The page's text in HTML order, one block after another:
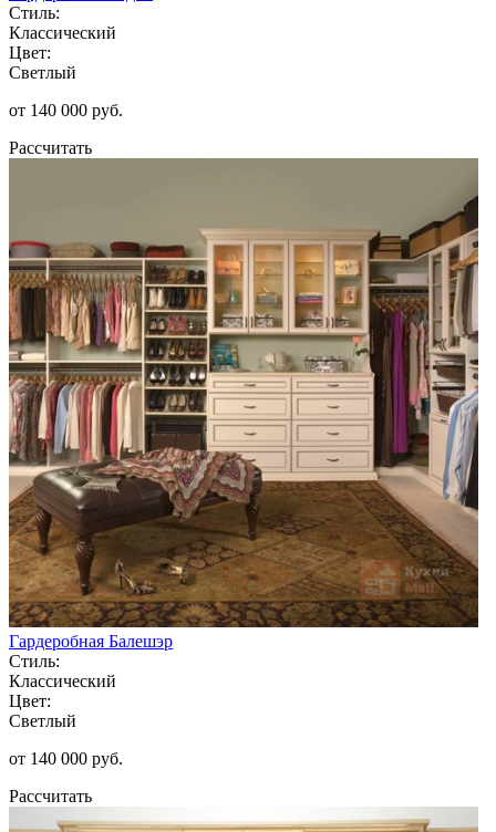
Стиль:
Классический
Цвет:
Светлый
от 140 000 руб.
Рассчитать
Гардеробная Балешэр
Стиль:
Классический
Цвет:
Светлый
от 140 000 руб.
Рассчитать